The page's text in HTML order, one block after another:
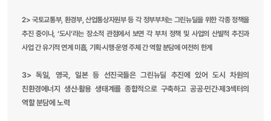
2> 국토교통부, 환경부, 산업통상자원부 등 각 정부부처는 그린뉴딜을 위한 각종 정책을
추진 중이나, ‘도시’라는 장소적 관점에서 보면 각 부처 정책 및 사업의 산발적 추진과
사업 간 유기적 연계 미흡, 기획·시행·운영 주체 간 역할 분담에 여전히 한계
3> 독일, 영국, 일본 등 선진국들은 그린뉴딜 추진에 있어 도시 차원의
친환경에너지 생산·활용 생태계를 종합적으로 구축하고 공공·민간·제3섹터의
역할 분담에 노력